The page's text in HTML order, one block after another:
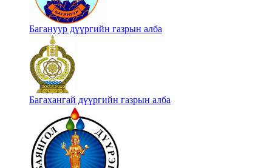
Багануур дүүргийн газрын алба
Багахангай дүүргийн газрын алба